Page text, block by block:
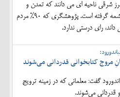
شرقی ناحیه ای می دانند که تمدن و
فرهنگ هند و اروپایی از آن سرچشمه گرفته است. پژوهشگری که 90% مردم
رای درستی ندارد.
مروج کتابخوانی قدردانی می‌شوند
گفت: معلمانی که در زمینه ترویج
قدردانی می‌شوند.